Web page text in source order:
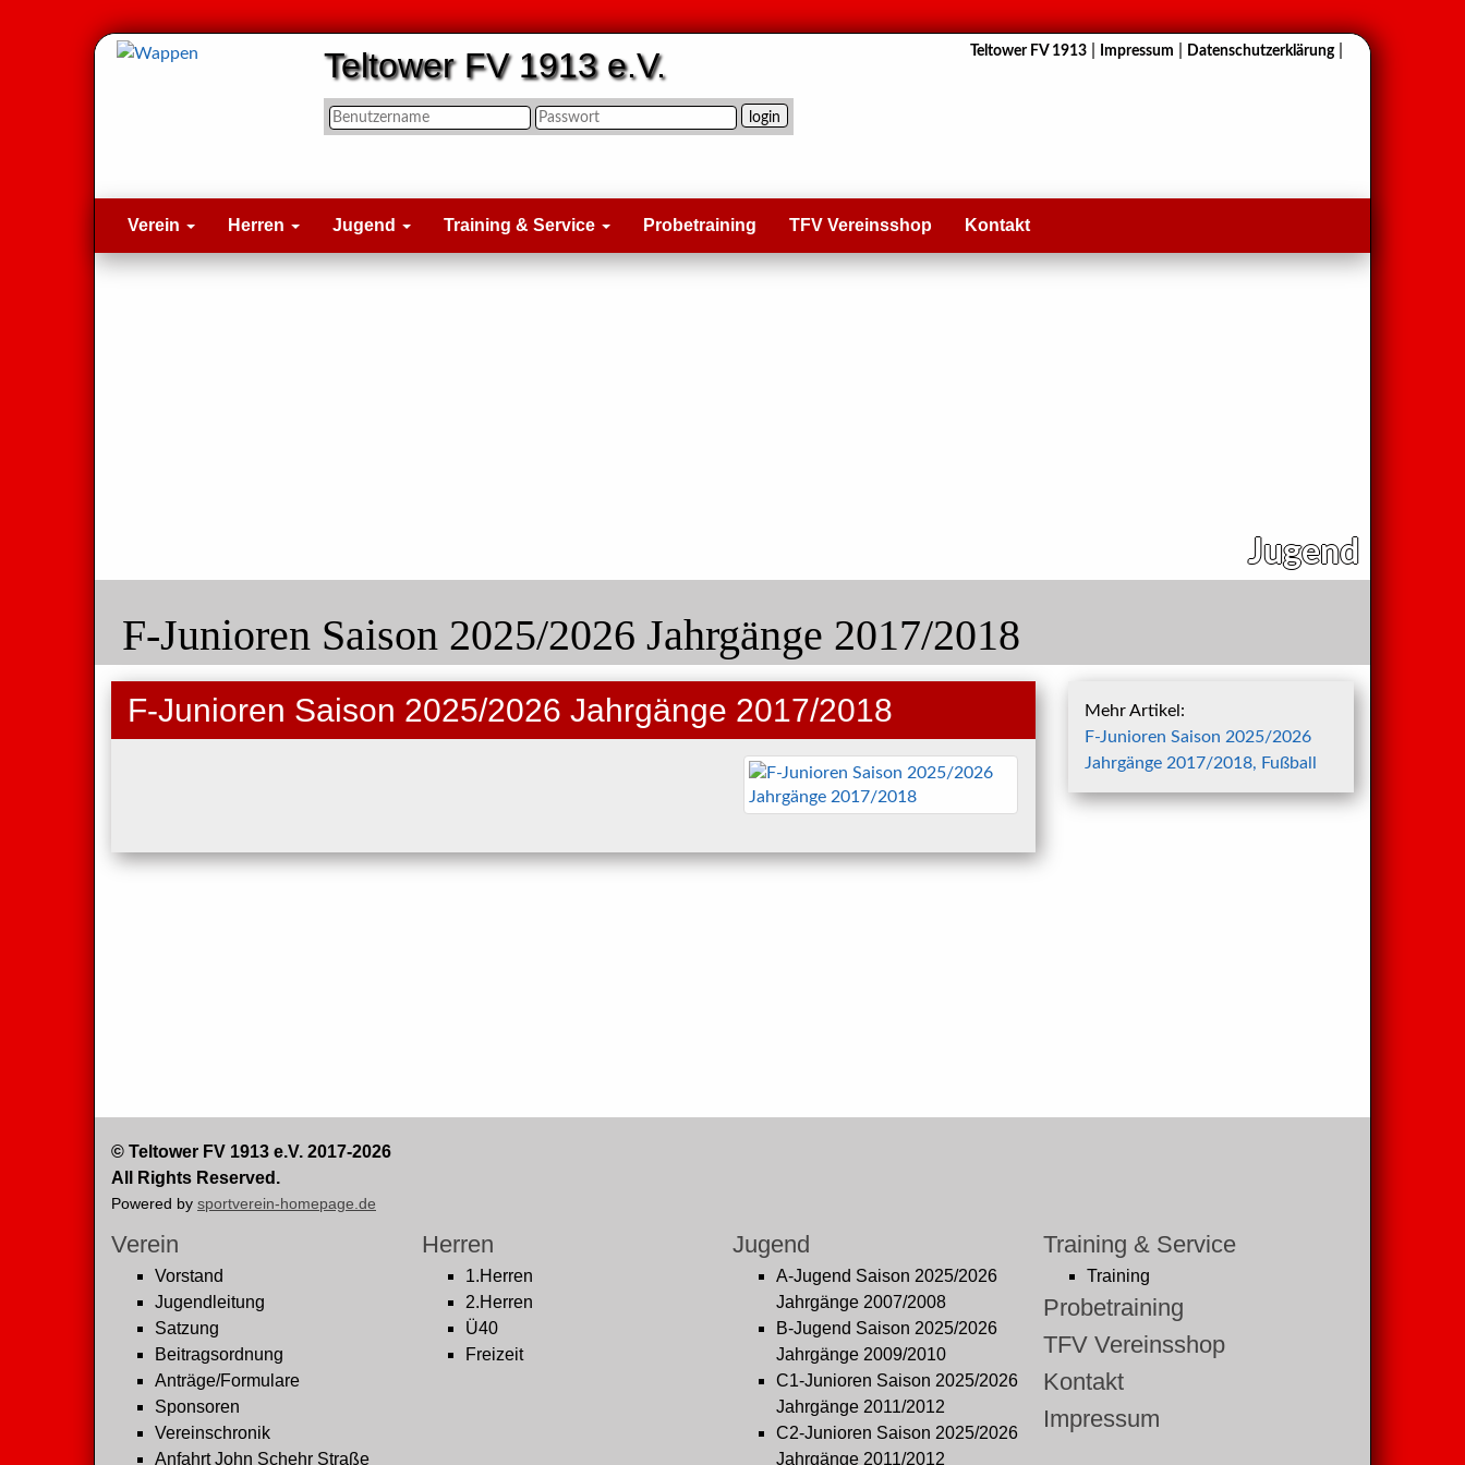
Teltower FV 1913 Impressum Datenschutzerklärung|
Teltower FV 1913 e.V.
Verein Herren Jugend Training & Service Probetraining TFV Vereinsshop Kontakt
Jugend
F-Junioren Saison 2025/2026 Jahrgänge 2017/2018
F-Junioren Saison 2025/2026 Jahrgänge 2017/2018
Mehr Artikel:
F-Junioren Saison 2025/2026
Jahrgänge 2017/2018, Fußball
© Teltower FV 1913 e.V. 2017-2026
All Rights Reserved.
Powered by sportverein-homepage.de
Verein
Vorstand
Jugendleitung
Satzung
Beitragsordnung
Anträge/Formulare
Sponsoren
Vereinschronik
Anfahrt John Schehr Straße
Herren
1.Herren
2.Herren
Ü40
Freizeit
Jugend
A-Jugend Saison 2025/2026
Jahrgänge 2007/2008
B-Jugend Saison 2025/2026
Jahrgänge 2009/2010
C1-Junioren Saison 2025/2026
Jahrgänge 2011/2012
C2-Junioren Saison 2025/2026
Jahrgänge 2011/2012
Training & Service
Training
Probetraining
TFV Vereinsshop
Kontakt
Impressum